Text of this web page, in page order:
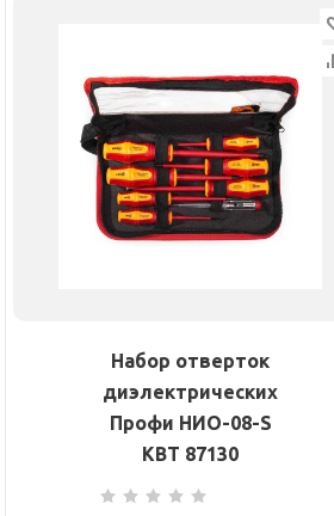
Набор отверток
диэлектрических
Профи НИО-08-S
КВТ 87130